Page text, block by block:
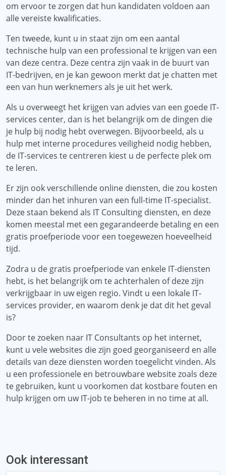
om ervoor te zorgen dat hun kandidaten voldoen aan
alle vereiste kwalificaties.
Ten tweede, kunt u in staat zijn om een ​​aantal
technische hulp van een professional te krijgen van een
van deze centra. Deze centra zijn vaak in de buurt van
IT-bedrijven, en je kan gewoon merkt dat je chatten met
een van hun werknemers als je uit het werk.
Als u overweegt het krijgen van advies van een goede IT-
services center, dan is het belangrijk om de dingen die
je hulp bij nodig hebt overwegen. Bijvoorbeeld, als u
hulp met interne procedures veiligheid nodig hebben,
de IT-services te centreren kiest u de perfecte plek om
te leren.
Er zijn ook verschillende online diensten, die zou kosten
minder dan het inhuren van een full-time IT-specialist.
Deze staan ​​bekend als IT Consulting diensten, en deze
komen meestal met een gegarandeerde betaling en een
gratis proefperiode voor een toegewezen hoeveelheid
tijd.
Zodra u de gratis proefperiode van enkele IT-diensten
hebt, is het belangrijk om te achterhalen of deze zijn
verkrijgbaar in uw eigen regio. Vindt u een lokale IT-
services provider, en waarom denk je dat dit het geval
is?
Door te zoeken naar IT Consultants op het internet,
kunt u vele websites die zijn goed georganiseerd en alle
details van deze diensten worden toegelicht vinden. Als
u een professionele en betrouwbare website zoals deze
te gebruiken, kunt u voorkomen dat kostbare fouten en
hulp krijgen om uw IT-job te beheren in no time at all.
Ook interessant